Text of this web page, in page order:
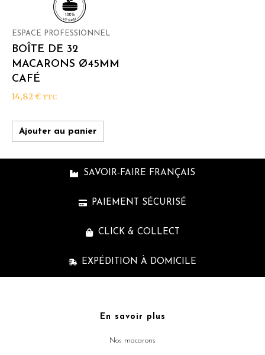
ESPACE PROFESSIONNEL
BOÎTE DE 32
MACARONS Ø45MM
CAFÉ
14,82 € TTC
Ajouter au panier
SAVOIR-FAIRE FRANÇAIS
PAIEMENT SÉCURISÉ
CLICK & COLLECT
EXPÉDITION À DOMICILE
En savoir plus
Nos macarons